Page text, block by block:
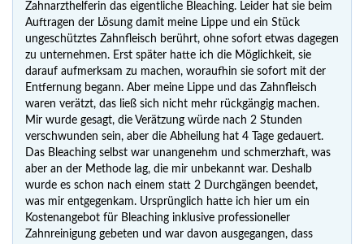
Zahnarzthelferin das eigentliche Bleaching. Leider hat sie beim
Auftragen der Lösung damit meine Lippe und ein Stück
ungeschütztes Zahnfleisch berührt, ohne sofort etwas dagegen
zu unternehmen. Erst später hatte ich die Möglichkeit, sie
darauf aufmerksam zu machen, woraufhin sie sofort mit der
Entfernung begann. Aber meine Lippe und das Zahnfleisch
waren verätzt, das ließ sich nicht mehr rückgängig machen.
Mir wurde gesagt, die Verätzung würde nach 2 Stunden
verschwunden sein, aber die Abheilung hat 4 Tage gedauert.
Das Bleaching selbst war unangenehm und schmerzhaft, was
aber an der Methode lag, die mir unbekannt war. Deshalb
wurde es schon nach einem statt 2 Durchgängen beendet,
was mir entgegenkam. Ursprünglich hatte ich hier um ein
Kostenangebot für Bleaching inklusive professioneller
Zahnreinigung gebeten und war davon ausgegangen, dass